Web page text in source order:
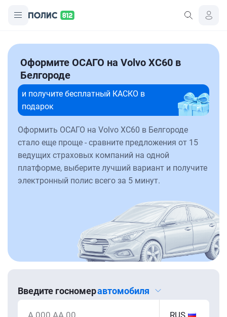
Оформите ОСАГО на Volvo XC60 в
Белгороде
и получите бесплатный КАСКО в
подарок
Оформить ОСАГО на Volvo XC60 в Белгороде
стало еще проще - сравните предложения от 15
ведущих страховых компаний на одной
платформе, выберите лучший вариант и получите
электронный полис всего за 5 минут.
Введите госномеравтомобиля
А 000 АА 00 RUS